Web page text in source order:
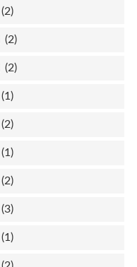
(2)
(2)
(2)
(1)
(2)
(1)
(2)
(3)
(1)